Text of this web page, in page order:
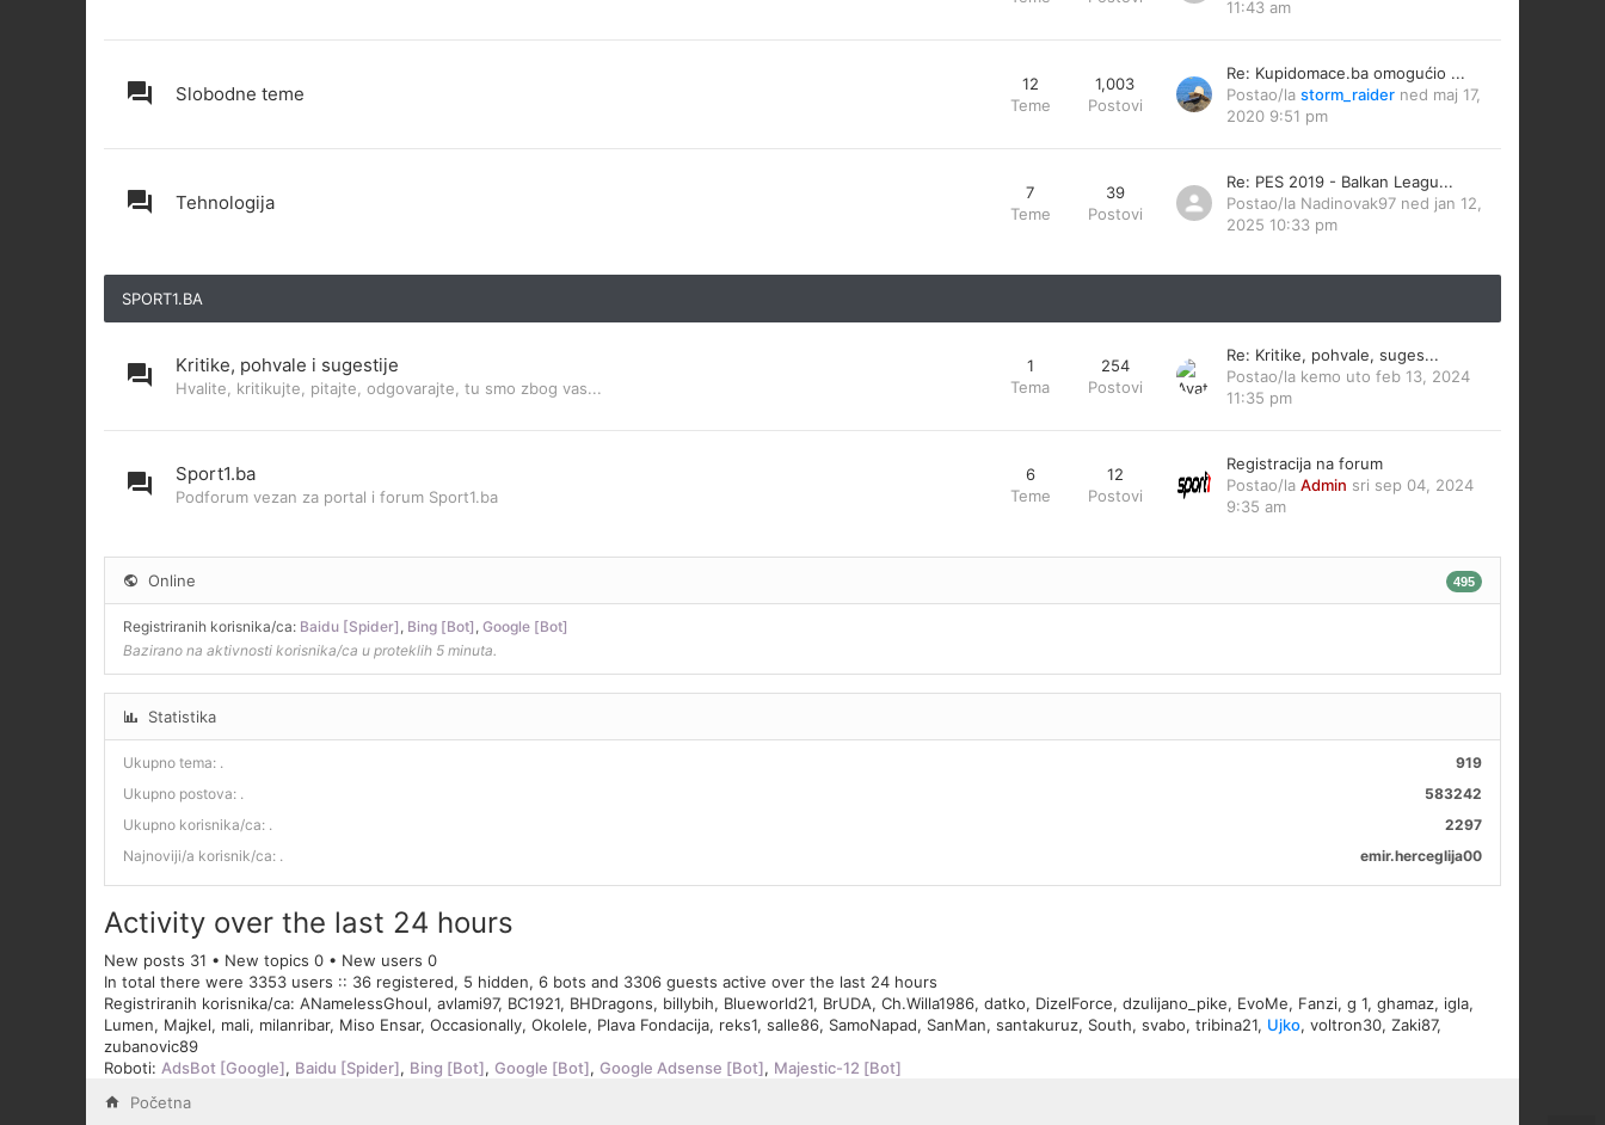
11:43 am
Slobodne teme
12
Teme
1,003
Postovi
Re: Kupidomace.ba omogućio ...
Postao/la storm_raider ned maj 17,
2020 9:51 pm
Tehnologija
7
Teme
39
Postovi
Re: PES 2019 - Balkan Leagu...
Postao/la Nadinovak97 ned jan 12,
2025 10:33 pm
SPORT1.BA
Kritike, pohvale i sugestije
Hvalite, kritikujte, pitajte, odgovarajte, tu smo zbog vas...
1
Tema
254
Postovi
Re: Kritike, pohvale, suges...
Postao/la kemo uto feb 13, 2024
11:35 pm
Sport1.ba
Podforum vezan za portal i forum Sport1.ba
6
Teme
12
Postovi
Registracija na forum
Postao/la Admin sri sep 04, 2024
9:35 am
Online 495
Registriranih korisnika/ca: Baidu [Spider] , Bing [Bot] , Google [Bot]
Bazirano na aktivnosti korisnika/ca u proteklih 5 minuta.
Statistika
Ukupno tema: 919
.
Ukupno postova:
583242
.
Ukupno korisnika/ca:
2297
.
Najnoviji/a korisnik/ca:
emir.herceglija00
.
Activity over the last 24 hours
New posts 31 • New topics 0 • New users 0
In total there were 3353 users :: 36 registered, 5 hidden, 6 bots and 3306 guests active over the last 24 hours
Registriranih korisnika/ca: ANamelessGhoul, avlami97, BC1921, BHDragons, billybih, Blueworld21, BrUDA, Ch.Willa1986, datko, DizelForce, dzulijano_pike, EvoMe, Fanzi, g 1, ghamaz, igla,
Lumen, Majkel, mali, milanribar, Miso Ensar, Occasionally, Okolele, Plava Fondacija, reks1, salle86, SamoNapad, SanMan, santakuruz, South, svabo, tribina21, Ujko, voltron30, Zaki87,
zubanovic89
Roboti: AdsBot [Google], Baidu [Spider], Bing [Bot], Google [Bot], Google Adsense [Bot], Majestic-12 [Bot]
Početna